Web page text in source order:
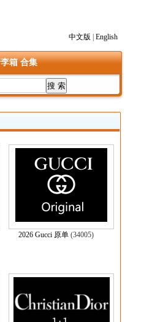
中文版 English
箱 合集
2026 Gucci 原单(34005)